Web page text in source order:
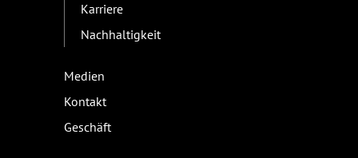
Karriere
Nachhaltigkeit
Medien
Kontakt
Geschäft